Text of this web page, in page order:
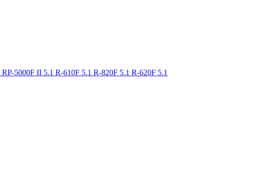
RP-5000F II 5.1 R-610F 5.1 R-820F 5.1 R-620F 5.1